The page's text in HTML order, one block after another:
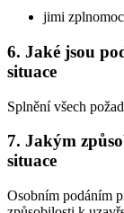
jimi
6. Jaké jsou
situace
Splnění všech
7. Jakým
situace
Osobním podáním